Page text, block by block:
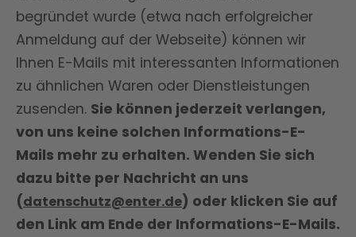
begründet wurde (etwa nach erfolgreicher
Anmeldung auf der Webseite) können wir
Ihnen E-Mails mit interessanten Informationen
zu ähnlichen Waren oder Dienstleistungen
zusenden. Sie können jederzeit verlangen,
von uns keine solchen Informations-E-
Mails mehr zu erhalten. Wenden Sie sich
dazu bitte per Nachricht an uns
(datenschutz@enter.de) oder klicken Sie auf
den Link am Ende der Informations-E-Mails.